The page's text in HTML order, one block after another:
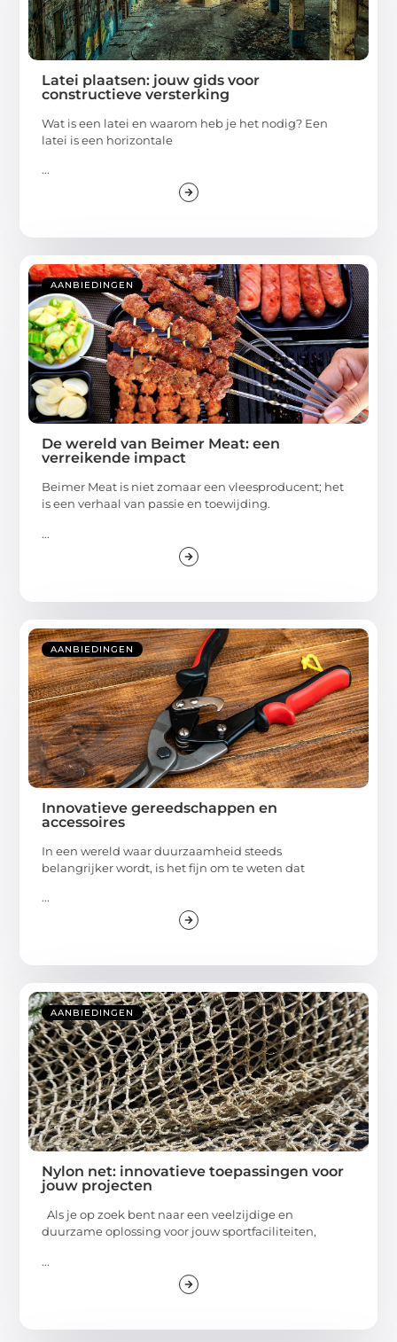
Latei plaatsen: jouw gids voor
constructieve versterking
Wat is een latei en waarom heb je het nodig? Een
latei is een horizontale
...
AANBIEDINGEN
De wereld van Beimer Meat: een
verreikende impact
Beimer Meat is niet zomaar een vleesproducent; het
is een verhaal van passie en toewijding.
...
AANBIEDINGEN
Innovatieve gereedschappen en
accessoires
In een wereld waar duurzaamheid steeds
belangrijker wordt, is het fijn om te weten dat
...
AANBIEDINGEN
Nylon net: innovatieve toepassingen voor
jouw projecten
Als je op zoek bent naar een veelzijdige en
duurzame oplossing voor jouw sportfaciliteiten,
...